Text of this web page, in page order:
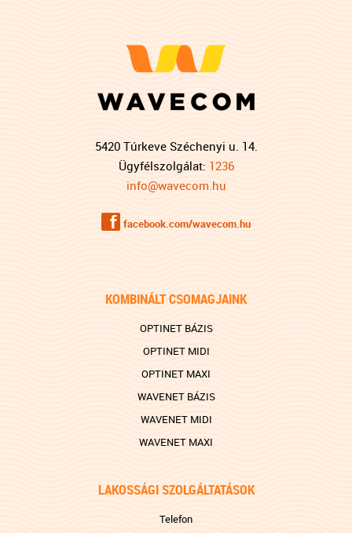
5420 Túrkeve Széchenyi u. 14.
Ügyfélszolgálat: 1236
info@wavecom.hu
f facebook.com/wavecom.hu
KOMBINÁLT CSOMAGJAINK
OPTINET BÁZIS
OPTINET MIDI
OPTINET MAXI
WAVENET BÁZIS
WAVENET MIDI
WAVENET MAXI
LAKOSSÁGI SZOLGÁLTATÁSOK
Telefon